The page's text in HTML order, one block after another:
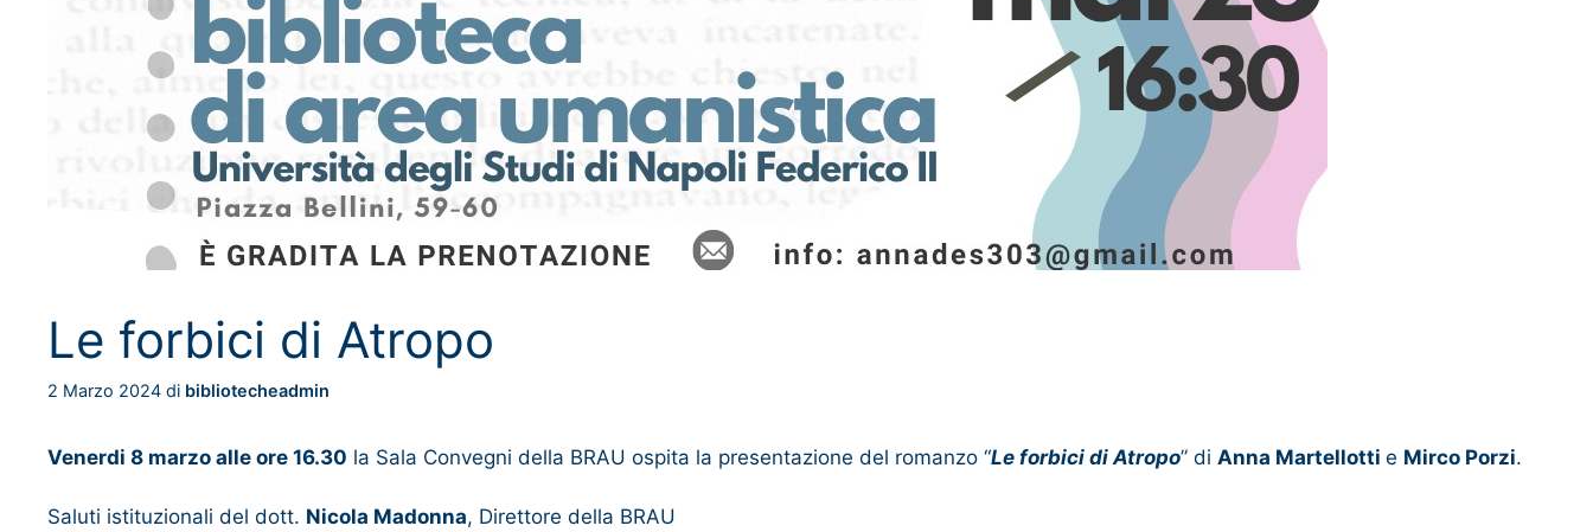
Le forbici di Atropo
2 Marzo 2024 di bibliotecheadmin
Venerdi 8 marzo alle ore 16.30 la Sala Convegni della BRAU ospita la presentazione del romanzo “Le forbici di Atropo” di Anna Martellotti e Mirco Porzi.
Saluti istituzionali del dott. Nicola Madonna, Direttore della BRAU